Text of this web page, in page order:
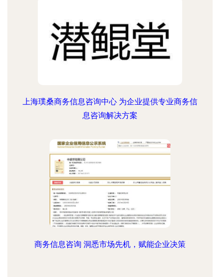
上海璞桑商务信息咨询中心 为企业提供专业商务信
息咨询解决方案
商务信息咨询 洞悉市场先机，赋能企业决策